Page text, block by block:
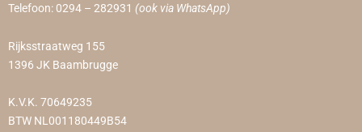
Telefoon: 0294 – 282931 (ook via WhatsApp)
Rijksstraatweg 155
1396 JK Baambrugge
K.V.K. 70649235
BTW NL001180449B54